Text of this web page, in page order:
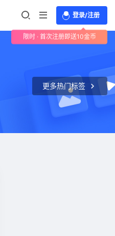
登录/注册
限时 · 首次注册即送10金币
更多热门标签